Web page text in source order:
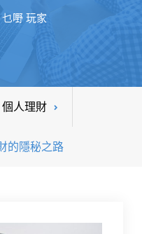
乜嘢 玩家
個人理財
的隱秘之路